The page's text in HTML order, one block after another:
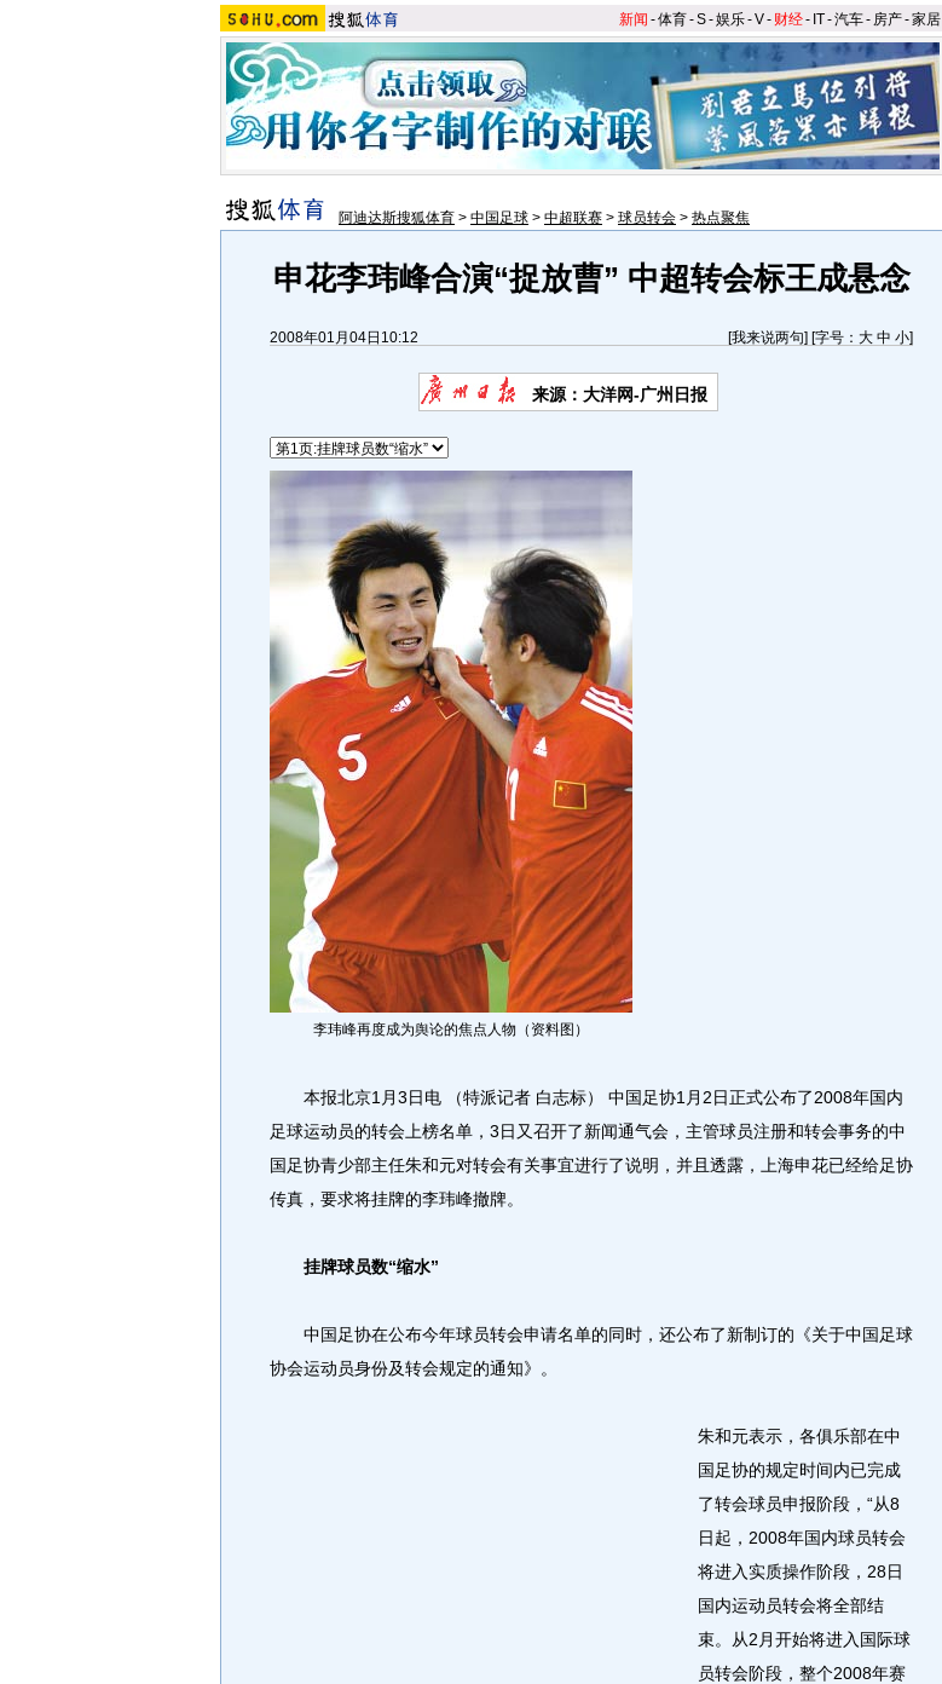
新闻 -体育-S-娱乐-V- 财经- IT-汽车- 房产-家居
阿迪达斯搜狐体育 > 中国足球 > 中超联赛 > 球员转会 > 热点聚焦
申花李玮峰合演“捉放曹” 中超转会标王成悬念
2008年01月04日10:12 [我来说两句] [字号： 大 中 小]
来源：大洋网-广州日报
李玮峰再度成为舆论的焦点人物（资料图）
本报北京1月3日电 （特派记者 白志标） 中国足协1月2日正式公布了2008年国内
足球运动员的转会上榜名单，3日又召开了新闻通气会，主管球员注册和转会事务的中
国足协青少部主任朱和元对转会有关事宜进行了说明，并且透露，上海申花已经给足协
传真，要求将挂牌的李玮峰撤牌。
挂牌球员数“缩水”
中国足协在公布今年球员转会申请名单的同时，还公布了新制订的《关于中国足球
协会运动员身份及转会规定的通知》。
朱和元表示，各俱乐部在中
国足协的规定时间内已完成
了转会球员申报阶段，“从8
日起，2008年国内球员转会
将进入实质操作阶段，28日
国内运动员转会将全部结
束。从2月开始将进入国际球
员转会阶段，整个2008年赛